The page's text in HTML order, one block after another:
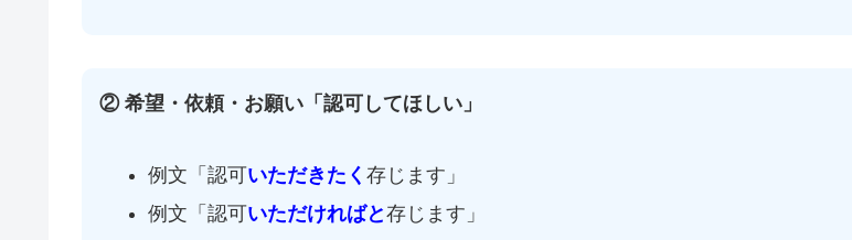
② 希望・依頼・お願い「認可してほしい」
例文「認可いただき たく 存じます」
例文「認可いただければと存じます」